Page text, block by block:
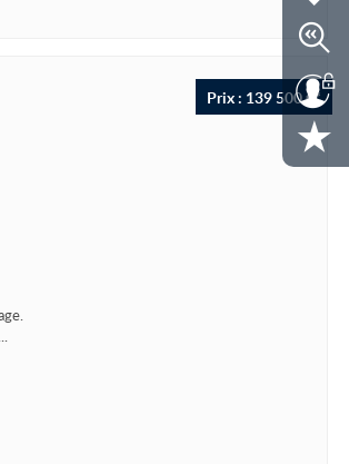
Prix : 139 500 €*